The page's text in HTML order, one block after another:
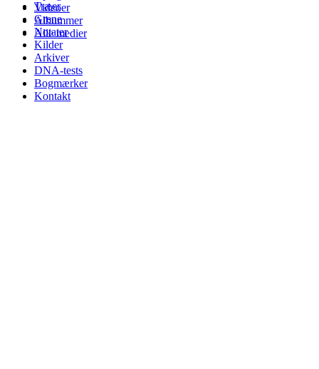
Videoer
Albummer
Alle medier
Træer
Grene
Notater
Kilder
Arkiver
DNA-tests
Bogmærker
Kontakt